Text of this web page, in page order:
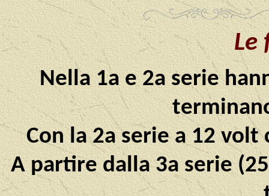
Le
Nella 1a e 2a serie
Con la 2a serie a 12
A partire dalla 3a serie